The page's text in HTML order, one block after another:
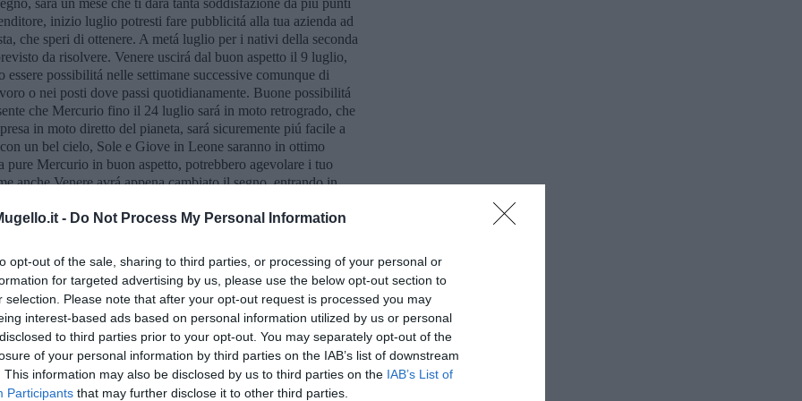
- Do Not Process My Personal Information
opt-out of the sale, sharing to third parties, or processing of your personal or
for targeted advertising by us, please use the below opt-out section to
selection. Please note that after your opt-out request is processed you may
interest-based ads based on personal information utilized by us or personal
to third parties prior to your opt-out. You may separately opt-out of the
of your personal information by third parties on the IAB’s list of downstream
This information may also be disclosed by us to third parties on the IAB’s List of
Participants that may further disclose it to other third parties.
inizio luglio potresti fare pubblicitá alla tua azienda ad
che speri di ottenere. A metá luglio per i nativi della seconda
da risolvere. Venere uscirá dal buon aspetto il 9 luglio,
possibilitá nelle settimane successive comunque di
o nei posti dove passi quotidianamente. Buone possibilitá
che Mercurio fino il 24 luglio sará in moto retrogrado, che
in moto diretto del pianeta, sará sicuremente piú facile a
un bel cielo, Sole e Giove in Leone saranno in ottimo
Mercurio in buon aspetto, potrebbero agevolare i tuo
anche Venere avrá appena cambiato il segno, entrando in
persona interessante, se fossi single, l’avrai poco prima di
nuove conoscenze. Per i nativi della seconda decade del
critico il giorno 23 agosto, a livello relazionale, per i
per viaggi e divertimenti.
di usufruire del favorevole aspetto di Giove, il pianeta della
decade del segno, potresti essere fortunato, tieni
dovrebbero portare il massimo beneficio ai nativi del tuo
se hai un’azienda, o se fossi single, ed hai ascendente in
la relazione della tua vita. Ma sarebbero giorni anche per
fossi single, piú probabilitá di conoscere qualcuno l’avrai nella